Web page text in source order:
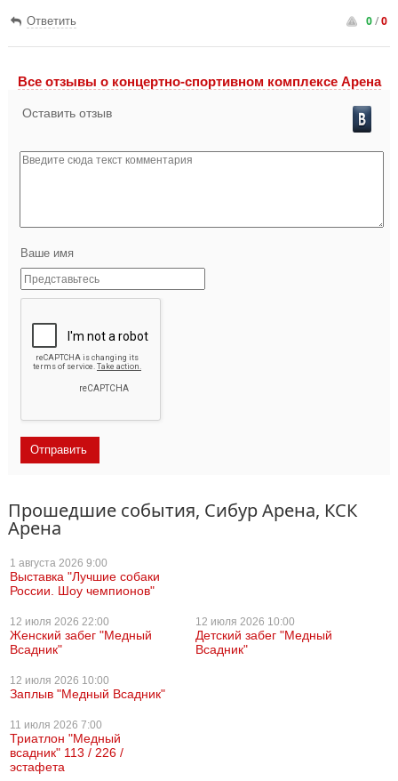
Ответить 0/0
Все отзывы o концертно-спортивном комплексе Арена
Оставить отзыв
Ваше имя
Прошедшие события, Сибур Арена, КСК
Арена
1 августа 2026 9:00
Выставка "Лучшие собаки
России. Шоу чемпионов"
12 июля 2026 22:00
Женский забег "Медный
Всадник"
12 июля 2026 10:00
Детский забег "Медный
Всадник"
12 июля 2026 10:00
Заплыв "Медный Всадник"
11 июля 2026 7:00
Триатлон "Медный
всадник" 113 / 226 /
эстафета